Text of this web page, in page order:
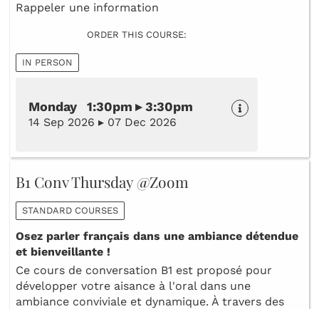
Rappeler une information
ORDER THIS COURSE:
IN PERSON
Monday 1:30pm ▸ 3:30pm
14 Sep 2026 ▸ 07 Dec 2026
B1 Conv Thursday @Zoom
STANDARD COURSES
Osez parler français dans une ambiance détendue
et bienveillante !
Ce cours de conversation B1 est proposé pour
développer votre aisance à l'oral dans une
ambiance conviviale et dynamique. À travers des